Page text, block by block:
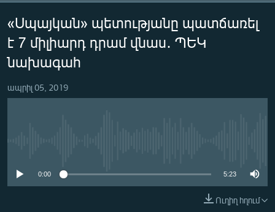
հիմնական
մենյուին
Որոնում
ԸՆՏՐՈՒԹՅՈՒՆՆԵՐ 2026
ԻՐԱՎՈՒՆՔ
ՏՆՏԵՍՈՒԹՅՈՒՆ
ՄԻՋԱԶԳԱՅԻՆ
«Սպայկան» պետությանը պատճառել
է 7 միլիարդ դրամ վնաս․ ՊԵԿ
նախագահ
ապրիլ 05, 2019
0:00 5:23
Ուղիղ հղում